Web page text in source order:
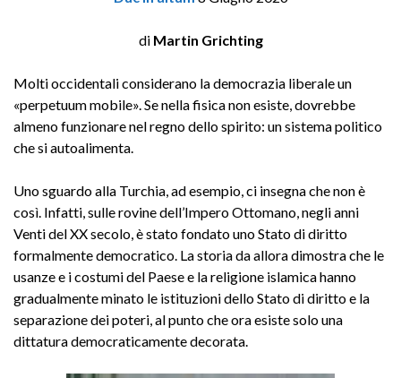
di Martin Grichting
Molti occidentali considerano la democrazia liberale un
«perpetuum mobile». Se nella fisica non esiste, dovrebbe
almeno funzionare nel regno dello spirito: un sistema politico
che si autoalimenta.
Uno sguardo alla Turchia, ad esempio, ci insegna che non è
così. Infatti, sulle rovine dell’Impero Ottomano, negli anni
Venti del XX secolo, è stato fondato uno Stato di diritto
formalmente democratico. La storia da allora dimostra che le
usanze e i costumi del Paese e la religione islamica hanno
gradualmente minato le istituzioni dello Stato di diritto e la
separazione dei poteri, al punto che ora esiste solo una
dittatura democraticamente decorata.